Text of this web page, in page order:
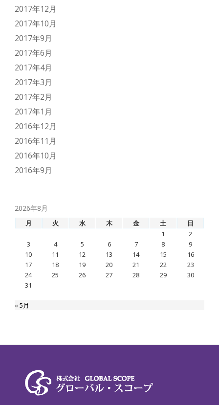
2017年12月
2017年10月
2017年9月
2017年6月
2017年4月
2017年3月
2017年2月
2017年1月
2016年12月
2016年11月
2016年10月
2016年9月
2026年8月
月 火 水 木 金 土
日
1
2
3
4 5 6 7 8
9
10
11 12 13 14 15
16
17
18 19 20 21 22
23
24
25 26 27 28 29
30
31
« 5月